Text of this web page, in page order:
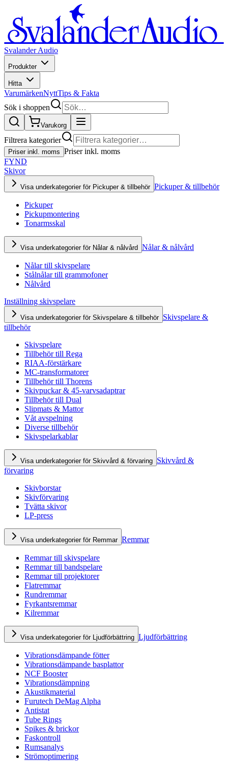
Svalander Audio
Produkter
Hitta
VarumärkenNyttTips & Fakta
Sök i shoppen
Varukorg
Filtrera kategorier
Priser inkl. moms Priser inkl. moms
FYND
Skivor
Visa underkategorier för Pickuper & tillbehör Pickuper & tillbehör
Pickuper
Pickupmontering
Tonarmsskal
Visa underkategorier för Nålar & nålvård Nålar & nålvård
Nålar till skivspelare
Stålnålar till grammofoner
Nålvård
Inställning skivspelare
Visa underkategorier för Skivspelare & tillbehör Skivspelare &
tillbehör
Skivspelare
Tillbehör till Rega
RIAA-förstärkare
MC-transformatorer
Tillbehör till Thorens
Skivpuckar & 45-varvsadaptrar
Tillbehör till Dual
Slipmats & Mattor
Våt avspelning
Diverse tillbehör
Skivspelarkablar
Visa underkategorier för Skivvård & förvaring Skivvård &
förvaring
Skivborstar
Skivförvaring
Tvätta skivor
LP-press
Visa underkategorier för Remmar Remmar
Remmar till skivspelare
Remmar till bandspelare
Remmar till projektorer
Flatremmar
Rundremmar
Fyrkantsremmar
Kilremmar
Visa underkategorier för Ljudförbättring Ljudförbättring
Vibrationsdämpande fötter
Vibrationsdämpande basplattor
NCF Booster
Vibrationsdämpning
Akustikmaterial
Furutech DeMag Alpha
Antistat
Tube Rings
Spikes & brickor
Faskontroll
Rumsanalys
Strömoptimering